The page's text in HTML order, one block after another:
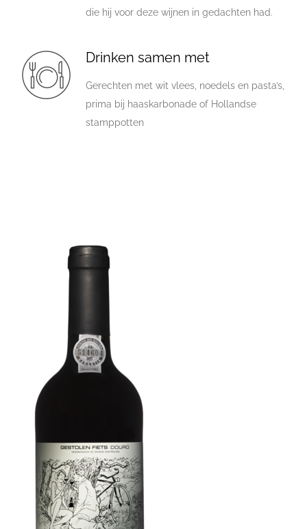
die hij voor deze wijnen in gedachten had.
Drinken samen met
Gerechten met wit vlees, noedels en pasta’s,
prima bij haaskarbonade of Hollandse
stamppotten